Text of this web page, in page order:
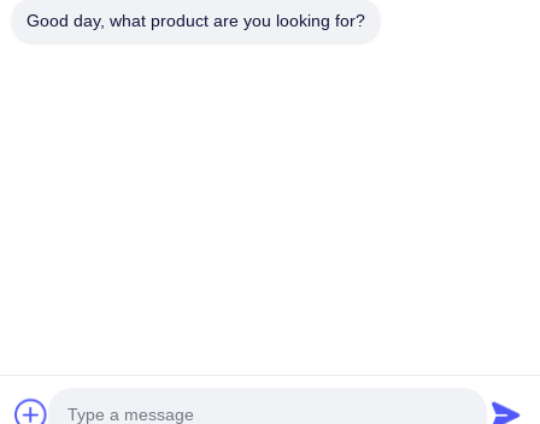
ッグ/海洋のゴム製 エアバッグ/船の進水
© 2026 Qingdao Henger Shipping Supply Co., Ltd. All Rights Reserved.
Good day, what product are you looking for?